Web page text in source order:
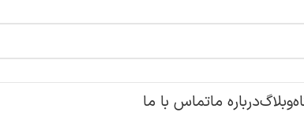
وبلاگدرباره ماتماس با ما